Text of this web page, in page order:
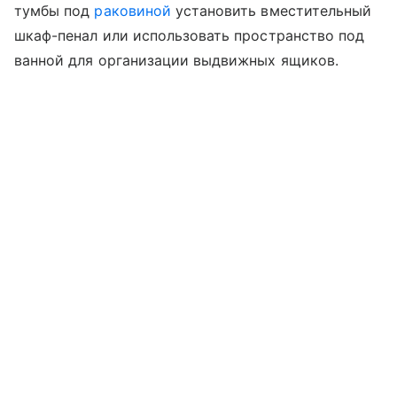
тумбы под раковиной установить вместительный
шкаф-пенал или использовать пространство под
ванной для организации выдвижных ящиков.